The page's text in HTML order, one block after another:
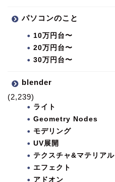
パソコンのこと
10万円台〜
20万円台〜
30万円台〜
blender
(2,239)
ライト
Geometry Nodes
モデリング
UV展開
テクスチャ&マテリアル
エフェクト
アドオン